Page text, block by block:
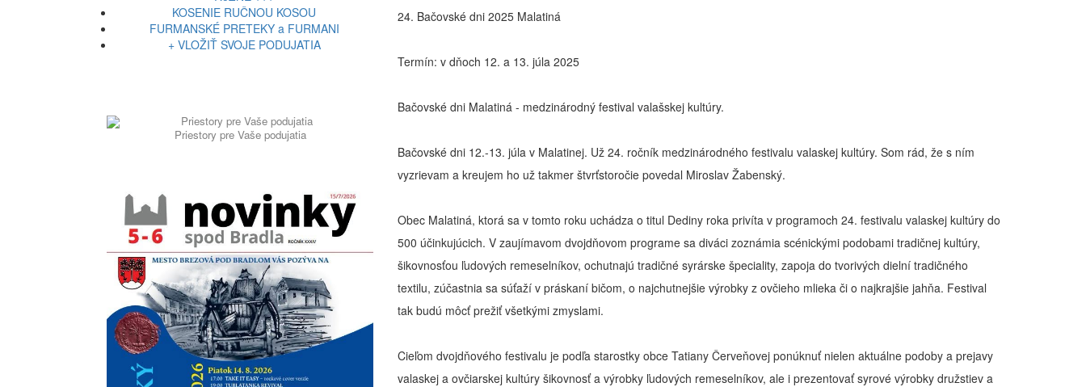
KOSENIE RUČNOU KOSOU
FURMANSKÉ PRETEKY a FURMANI
+ VLOŽIŤ SVOJE PODUJATIA
Priestory pre Vaše podujatia
24. Bačovské dni 2025 Malatiná
Termín: v dňoch 12. a 13. júla 2025
Bačovské dni Malatiná - medzinárodný festival valašskej kultúry.
Bačovské dni 12.-13. júla v Malatinej. Už 24. ročník medzinárodného festivalu valaskej kultúry. Som rád, že s ním
vyzrievam a kreujem ho už takmer štvrťstoročie povedal Miroslav Žabenský.
Obec Malatiná, ktorá sa v tomto roku uchádza o titul Dediny roka privíta v programoch 24. festivalu valaskej kultúry do
500 účinkujúcich. V zaujímavom dvojdňovom programe sa diváci zoznámia scénickými podobami tradičnej kultúry,
šikovnosťou ľudových remeselníkov, ochutnajú tradičné syrárske špeciality, zapoja do tvorivých dielní tradičného
textilu, zúčastnia sa súťaží v práskaní bičom, o najchutnejšie výrobky z ovčieho mlieka či o najkrajšie jahňa. Festival
tak budú môcť prežiť všetkými zmyslami.
Cieľom dvojdňového festivalu je podľa starostky obce Tatiany Červeňovej ponúknuť nielen aktuálne podoby a prejavy
valaskej a ovčiarskej kultúry šikovnosť a výrobky ľudových remeselníkov, ale i prezentovať syrové výrobky družstiev a